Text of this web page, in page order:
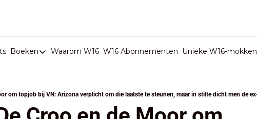
Boeken
Boeken
Boeken
Stop de Persen
Waarom W16 W16 Abonnementen Unieke W16-mokken